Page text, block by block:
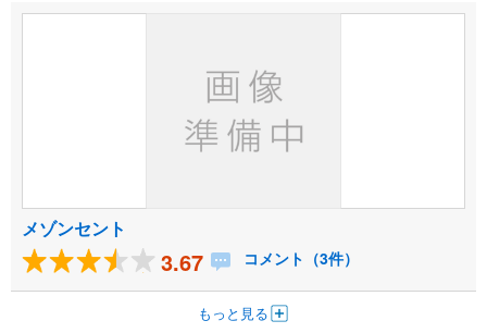
メゾンセント
3.67 コメント（3件）
もっと見る